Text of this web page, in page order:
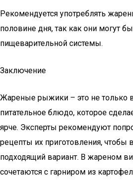
Рекомендуется употреблять
половине дня, так как они могут
пищеварительной системы.
Заключение
Жареные рыжики – это не только
питательное блюдо, которое
ярче. Эксперты рекомендуют
рецепты их приготовления, чтобы
подходящий вариант. В жареном
сочетаются с гарниром из